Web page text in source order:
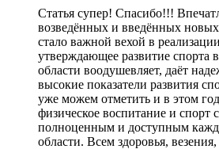
Статья супер! Спасибо!!!
возведённых и введённых
стало важной вехой в
утверждающее развитие спорта
области воодушевляет, даёт
высокие показатели развития
уже можем отметить и в этом
физическое воспитание и спорт
полноценным и доступным
области. Всем здоровья,